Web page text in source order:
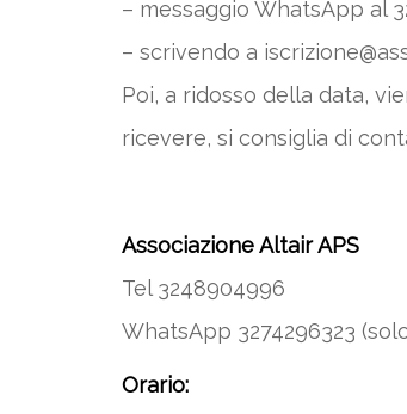
– messaggio WhatsApp al
– scrivendo a
Poi, a ridosso della data,
ricevere, si consiglia di
Associazione Altair APS
Tel 3248904996
WhatsApp 3274296323
Orario: